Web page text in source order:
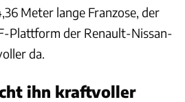
Meter lange Franzose, der
Plattform der Renault-Nissan-
da.
ihn kraftvoller